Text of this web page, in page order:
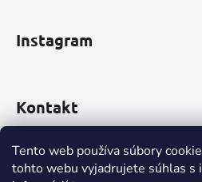
Tento web používa súbory
tohto webu vyjadrujete súhlas s
Instagram
Kontakt
obchod@incomp.sk